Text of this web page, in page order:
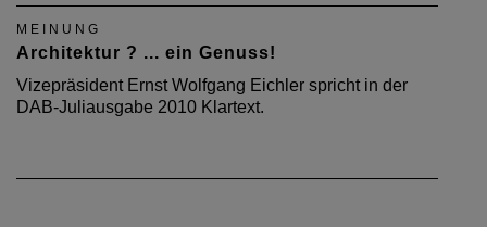
MEINUNG
Architektur ? ... ein Genuss!
Vizepräsident Ernst Wolfgang Eichler spricht in der
DAB-Juliausgabe 2010 Klartext.